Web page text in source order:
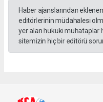
Haber ajanslarından
editörlerinin müdahalesi
yer alan hukuki muhataplar
sitemizin hiç bir editörü